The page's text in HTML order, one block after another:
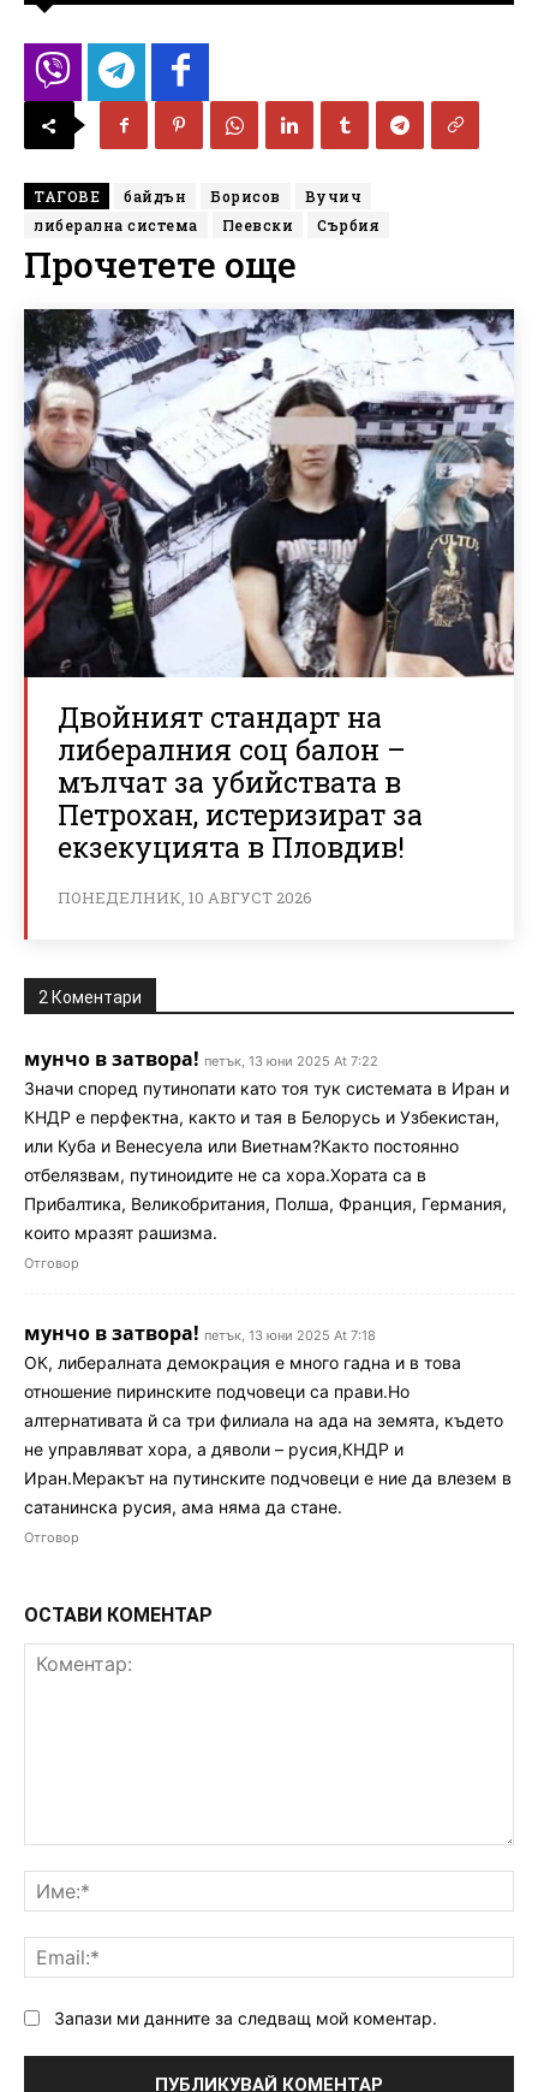
ТАГОВЕ байдън Борисов
Вучич
либерална система
Пеевски Сърбия
Прочетете още
Двойният стандарт на
либералния соц балон –
мълчат за убийствата в
Петрохан, истеризират за
екзекуцията в Пловдив!
ПОНЕДЕЛНИК, 10 АВГУСТ 2026
2 Коментари
мунчо в затвора! петък, 13 юни 2025 At 7:22
Значи според путинопати като тоя тук системата в Иран и
КНДР е перфектна, както и тая в Белорусь и Узбекистан,
или Куба и Венесуела или Виетнам?Както постоянно
отбелязвам, путиноидите не са хора.Хората са в
Прибалтика, Великобритания, Полша, Франция, Германия,
които мразят рашизма.
Отговор
мунчо в затвора! петък, 13 юни 2025 At 7:18
ОК, либералната демокрация е много гадна и в това
отношение пиринските подчовеци са прави.Но
алтернативата й са три филиала на ада на земята, където
не управляват хора, а дяволи – русия,КНДР и
Иран.Меракът на путинските подчовеци е ние да влезем в
сатанинска русия, ама няма да стане.
Отговор
ОСТАВИ КОМЕНТАР
Запази ми данните за следващ мой коментар.